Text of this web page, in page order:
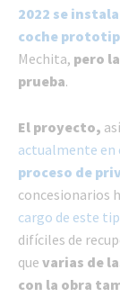
2022 se
coche
Mechita, pero
prueba.
El proyecto,
actualmente en
proceso de
concesionarios
cargo de este
difíciles de
que varias de
con la obra